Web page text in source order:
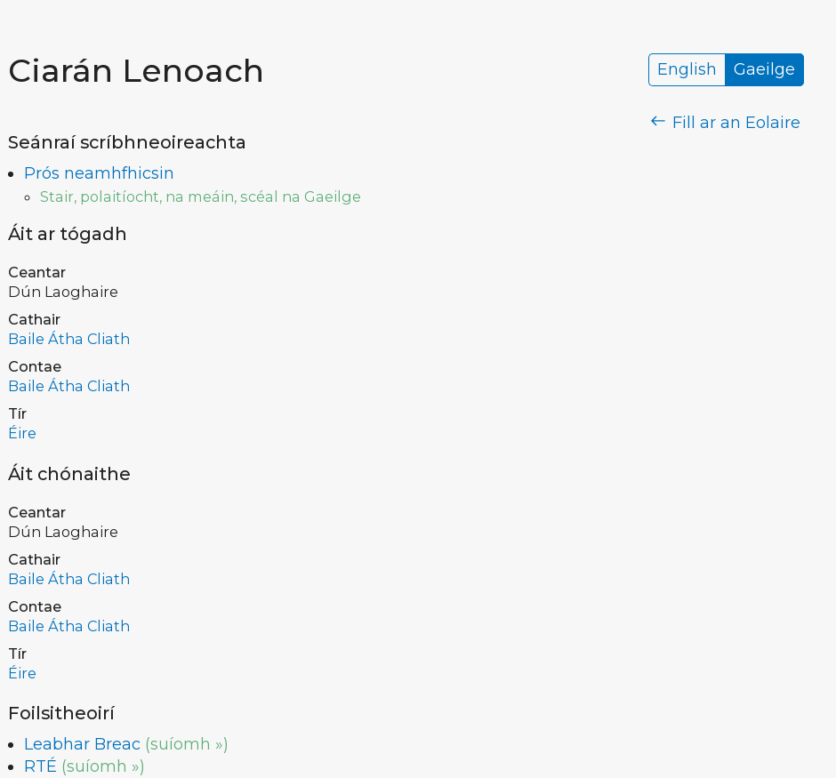
Ciarán Lenoach English Gaeilge
Fill ar an Eolaire
Seánraí scríbhneoireachta
Prós neamhfhicsin
Stair, polaitíocht, na meáin, scéal na Gaeilge
Áit ar tógadh
Ceantar
Dún Laoghaire
Cathair
Baile Átha Cliath
Contae
Baile Átha Cliath
Tír
Éire
Áit chónaithe
Ceantar
Dún Laoghaire
Cathair
Baile Átha Cliath
Contae
Baile Átha Cliath
Tír
Éire
Foilsitheoirí
Leabhar Breac (suíomh »)
RTÉ (suíomh »)